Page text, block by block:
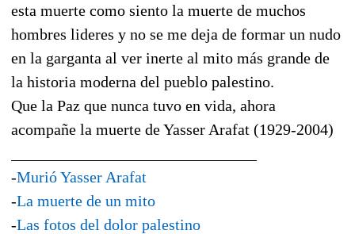
esta muerte como siento la muerte de muchos
hombres lideres y no se me deja de formar un nudo
en la garganta al ver inerte al mito más grande de
la historia moderna del pueblo palestino.
Que la Paz que nunca tuvo en vida, ahora
acompañe la muerte de Yasser Arafat (1929-2004)
-Murió Yasser Arafat
-La muerte de un mito
-Las fotos del dolor palestino